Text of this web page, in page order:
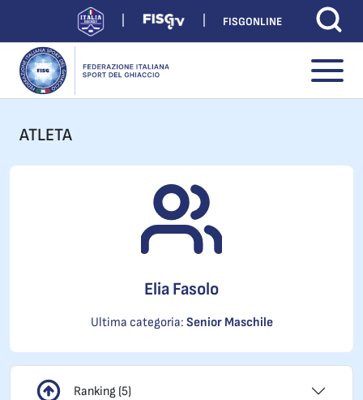
FISGONLINE
ATLETA
Elia Fasolo
Ultima categoria: Senior Maschile
Ranking (5)